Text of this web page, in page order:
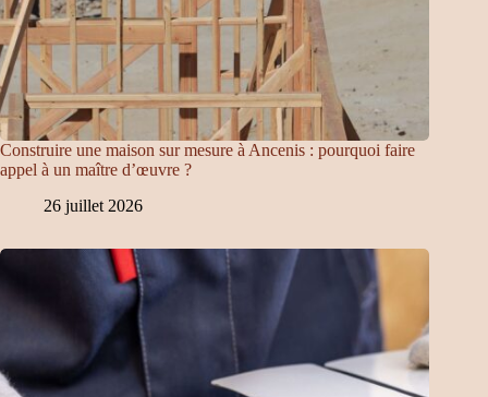
Construire une maison sur mesure à Ancenis : pourquoi faire
appel à un maître d’œuvre ?
26 juillet 2026